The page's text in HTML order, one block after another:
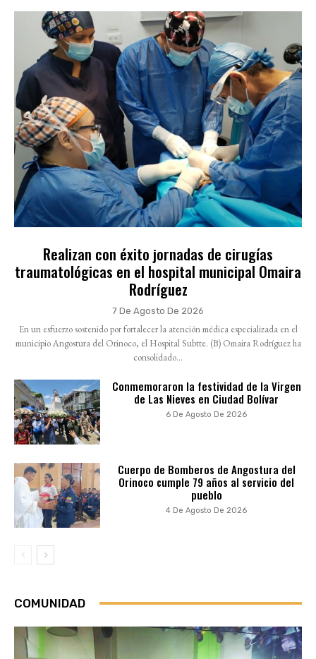
Realizan con éxito jornadas de cirugías
traumatológicas en el hospital municipal Omaira
Rodríguez
7 De Agosto De 2026
En un esfuerzo sostenido por fortalecer la atención médica especializada en el
municipio Angostura del Orinoco, el Hospital Subtte. (B) Omaira Rodríguez ha
consolidado...
Conmemoraron la festividad de la Virgen
de Las Nieves en Ciudad Bolívar
6 De Agosto De 2026
Cuerpo de Bomberos de Angostura del
Orinoco cumple 79 años al servicio del
pueblo
4 De Agosto De 2026
COMUNIDAD